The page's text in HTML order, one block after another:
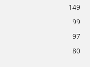
149
99
97
80